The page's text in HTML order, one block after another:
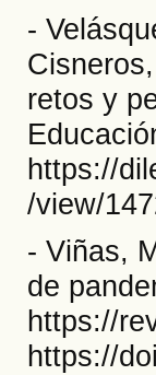
-
retos y
https://
/view/
- Viñas,
de
https://
https://